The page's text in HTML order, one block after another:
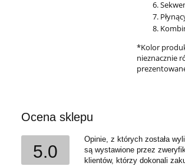
*Kolor
nieznacznie
Ocena sklepu
5.0
Opinie, z których została
są wystawione przez
klientów, którzy dokonali